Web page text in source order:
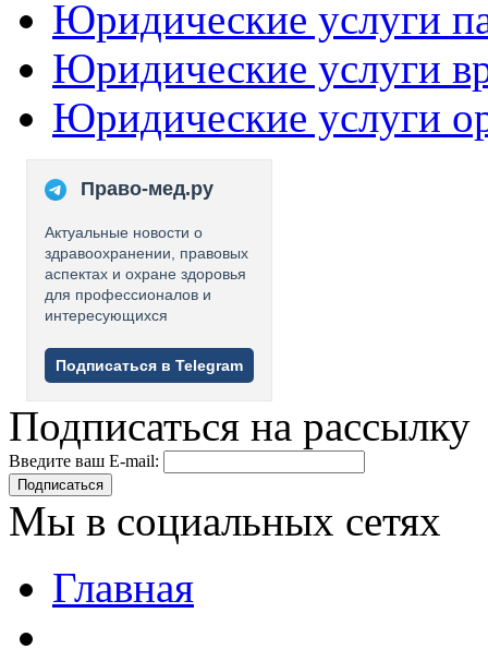
Юридические услуги
Юридические услуги
Юридические услуги
Право-мед.ру
Актуальные новости о
здравоохранении, правовых
аспектах и охране здоровья
для профессионалов и
интересующихся
Подписаться в Telegram
Подписаться на рассылку
Введите ваш E-mail:
Подписаться
Мы в социальных сетях
Главная